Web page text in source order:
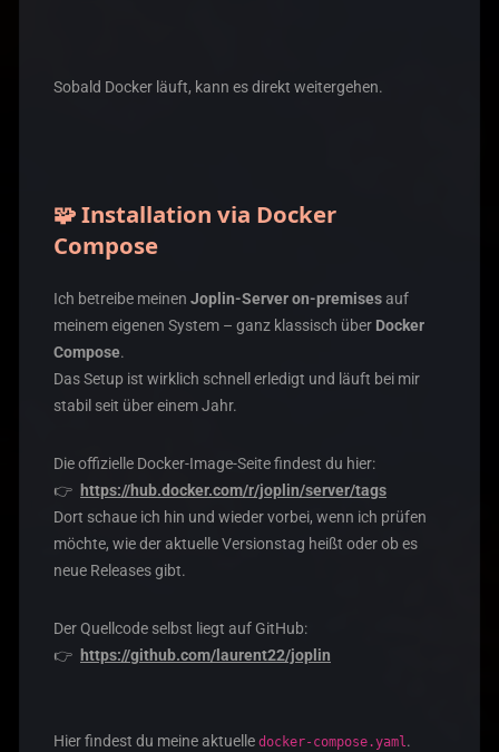
Sobald Docker läuft, kann es direkt weitergehen.
🧩 Installation via Docker
Compose
Ich betreibe meinen Joplin-Server on-premisesauf
meinem eigenen System – ganz klassisch über Docker
Compose.
Das Setup ist wirklich schnell erledigt und läuft bei mir
stabil seit über einem Jahr.
Die offizielle Docker-Image-Seite findest du hier:
👉 https://hub.docker.com/r/joplin/server/tags
Dort schaue ich hin und wieder vorbei, wenn ich prüfen
möchte, wie der aktuelle Versionstag heißt oder ob es
neue Releases gibt.
Der Quellcode selbst liegt auf GitHub:
👉 https://github.com/laurent22/joplin
Hier findest du meine aktuelle docker-compose.yaml.